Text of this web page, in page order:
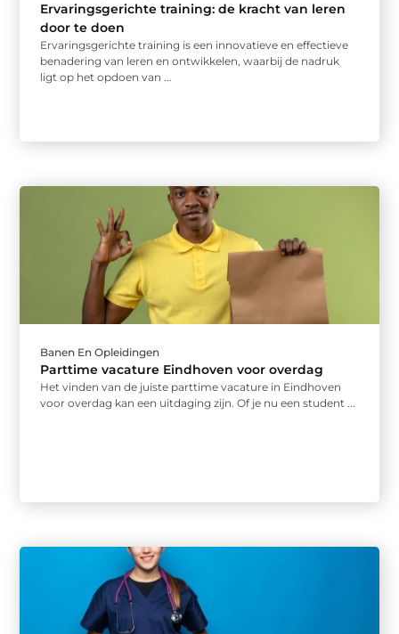
Ervaringsgerichte training: de kracht van leren
door te doen
Ervaringsgerichte training is een innovatieve en effectieve
benadering van leren en ontwikkelen, waarbij de nadruk
ligt op het opdoen van ...
Banen En Opleidingen
Parttime vacature Eindhoven voor overdag
Het vinden van de juiste parttime vacature in Eindhoven
voor overdag kan een uitdaging zijn. Of je nu een student ...